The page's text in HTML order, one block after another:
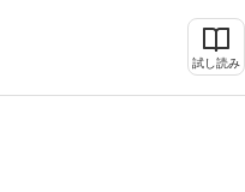
試し読み